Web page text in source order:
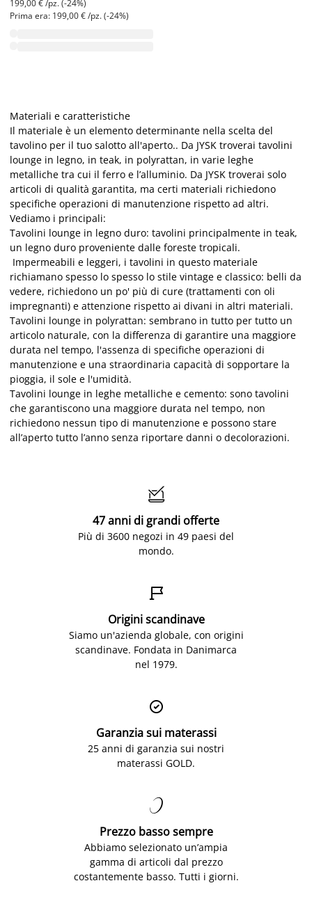
199,00 € /pz. (-24%)
Prima era: 199,00 € /pz. (-24%)
Materiali e caratteristiche
Il materiale è un elemento determinante nella scelta del
tavolino per il tuo salotto all'aperto.. Da JYSK troverai tavolini
lounge in legno, in teak, in polyrattan, in varie leghe
metalliche tra cui il ferro e l’alluminio. Da JYSK troverai solo
articoli di qualità garantita, ma certi materiali richiedono
specifiche operazioni di manutenzione rispetto ad altri.
Vediamo i principali:
Tavolini lounge in legno duro: tavolini principalmente in teak,
un legno duro proveniente dalle foreste tropicali.
Impermeabili e leggeri, i tavolini in questo materiale
richiamano spesso lo spesso lo stile vintage e classico: belli da
vedere, richiedono un po' più di cure (trattamenti con oli
impregnanti) e attenzione rispetto ai divani in altri materiali.
Tavolini lounge in polyrattan: sembrano in tutto per tutto un
articolo naturale, con la differenza di garantire una maggiore
durata nel tempo, l'assenza di specifiche operazioni di
manutenzione e una straordinaria capacità di sopportare la
pioggia, il sole e l'umidità.
Tavolini lounge in leghe metalliche e cemento: sono tavolini
che garantiscono una maggiore durata nel tempo, non
richiedono nessun tipo di manutenzione e possono stare
all’aperto tutto l’anno senza riportare danni o decolorazioni.

47 anni di grandi offerte
Più di 3600 negozi in 49 paesi del
mondo.

Origini scandinave
Siamo un'azienda globale, con origini
scandinave. Fondata in Danimarca
nel 1979.

Garanzia sui materassi
25 anni di garanzia sui nostri
materassi GOLD.

Prezzo basso sempre
Abbiamo selezionato un’ampia
gamma di articoli dal prezzo
costantemente basso. Tutti i giorni.